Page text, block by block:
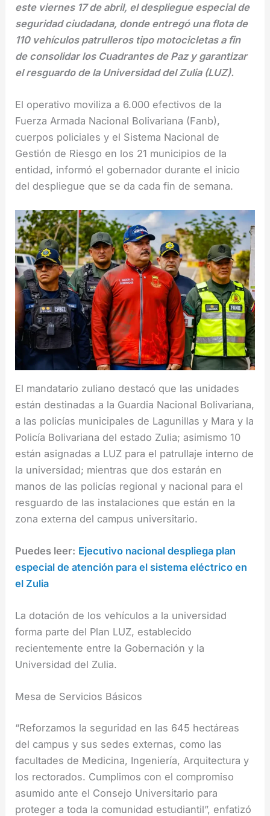
este viernes 17 de abril, el despliegue especial de
seguridad ciudadana, donde entregó una flota de
110 vehículos patrulleros tipo motocicletas a fin
de consolidar los Cuadrantes de Paz y garantizar
el resguardo de la Universidad del Zulia (LUZ).
El operativo moviliza a 6.000 efectivos de la
Fuerza Armada Nacional Bolivariana (Fanb),
cuerpos policiales y el Sistema Nacional de
Gestión de Riesgo en los 21 municipios de la
entidad, informó el gobernador durante el inicio
del despliegue que se da cada fin de semana.
El mandatario zuliano destacó que las unidades
están destinadas a la Guardia Nacional Bolivariana,
a las policías municipales de Lagunillas y Mara y la
Policía Bolivariana del estado Zulia; asimismo 10
están asignadas a LUZ para el patrullaje interno de
la universidad; mientras que dos estarán en
manos de las policías regional y nacional para el
resguardo de las instalaciones que están en la
zona externa del campus universitario.
Puedes leer: Ejecutivo nacional despliega plan
especial de atención para el sistema eléctrico en
el Zulia
La dotación de los vehículos a la universidad
forma parte del Plan LUZ, establecido
recientemente entre la Gobernación y la
Universidad del Zulia.
Mesa de Servicios Básicos
“Reforzamos la seguridad en las 645 hectáreas
del campus y sus sedes externas, como las
facultades de Medicina, Ingeniería, Arquitectura y
los rectorados. Cumplimos con el compromiso
asumido ante el Consejo Universitario para
proteger a toda la comunidad estudiantil”, enfatizó